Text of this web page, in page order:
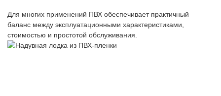
Для многих применений ПВХ обеспечивает практичный
баланс между эксплуатационными характеристиками,
стоимостью и простотой обслуживания.